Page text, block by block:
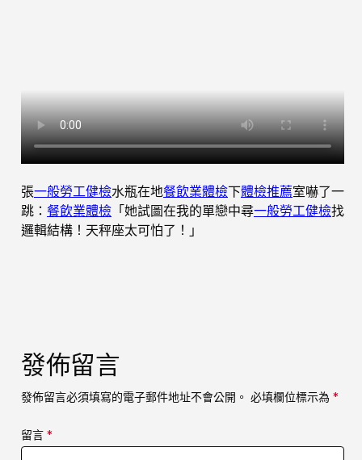
張一般勞工健檢水瓶在地餐飲業體檢下體檢推薦室嚇了一
跳： 餐飲業體檢 「她試圖在我的單戀中尋一般勞工健檢找
邏輯結構！天秤座太可怕了！」
發佈留言
發佈留言必須填寫的電子郵件地址不會公開。 必填欄位標示為 *
留言 *